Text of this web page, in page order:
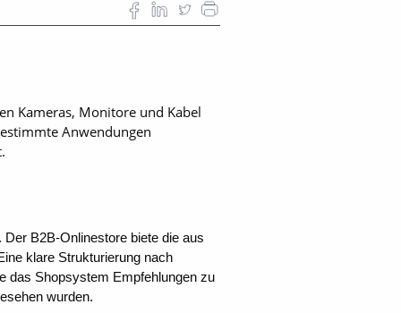
Kameras, Monitore und Kabel
Anwendungen
B2B-Onlinestore biete die aus
klare Strukturierung nach
das Shopsystem Empfehlungen zu
wurden.